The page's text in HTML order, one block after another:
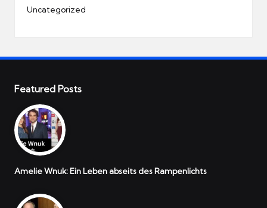
Uncategorized
Featured Posts
Amelie Wnuk: Ein Leben abseits des Rampenlichts